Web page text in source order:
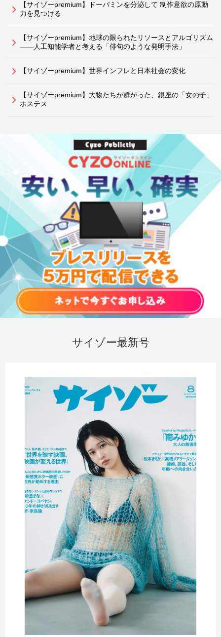
【サイゾーpremium】ドーパミンを分泌して 制作意欲の原動
力を見つける
【サイゾーpremium】地球の限られたリソースとアルゴリズム
――人工知能学者と考える「俳句のような発明手法」
【サイゾーpremium】世界インフレと日本社会の変化
【サイゾーpremium】大物たちが群がった、銀座の「女の子」
ホステス
サイゾー最新号